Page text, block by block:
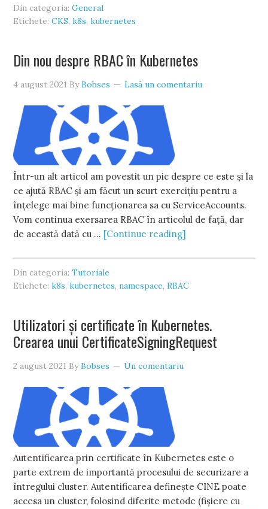
Din categoria:General
Etichete:CKS,k8s,kubernetes
Din nou despre RBAC în Kubernetes
4 august 2021 ByBobses Lasă un comentariu
Într-un alt articol am povestit un pic despre ce este și la
ce ajută RBAC și am făcut un scurt exercițiu pentru a
înțelege mai bine funcționarea sa cu ServiceAccounts.
Vom continua exersarea RBAC în articolul de față, dar
de această dată cu … [Continue reading]
Din categoria:Tutoriale
Etichete:k8s,kubernetes,namespace,RBAC
Utilizatori și certificate în Kubernetes.
Crearea unui CertificateSigningRequest
2 august 2021 ByBobses Un comentariu
Autentificarea prin certificate în Kubernetes este o
parte extrem de importantă procesului de securizare a
întregului cluster. Autentificarea definește CINE poate
accesa un cluster, folosind diferite metode (fișiere cu